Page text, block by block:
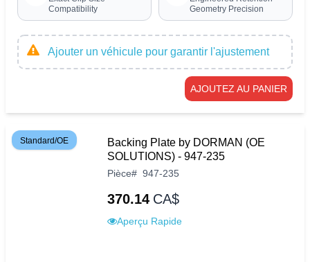
Compatibility
Geometry Precision
Ajouter un véhicule pour garantir l'ajustement
AJOUTEZ AU PANIER
Standard/OE
Backing Plate by DORMAN (OE
SOLUTIONS) - 947-235
Pièce# 947-235
370.14 CA$
Aperçu Rapide